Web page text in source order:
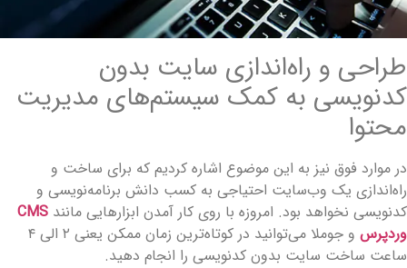
طراحی و راه‌اندازی سایت بدون
کدنویسی به کمک سیستم‌های مدیریت
محتوا
در موارد فوق نیز به این موضوع اشاره کردیم که برای ساخت و
راه‌اندازی یک وب‌سایت احتیاجی به کسب دانش برنامه‌نویسی و
کدنویسی نخواهد بود. امروزه با روی کار آمدن ابزارهایی مانند CMS
وردپرس
و جوملا می‌توانید در کوتاه‌ترین زمان ممکن یعنی ۲ الی ۴
ساعت ساخت سایت بدون کدنویسی را انجام دهید.